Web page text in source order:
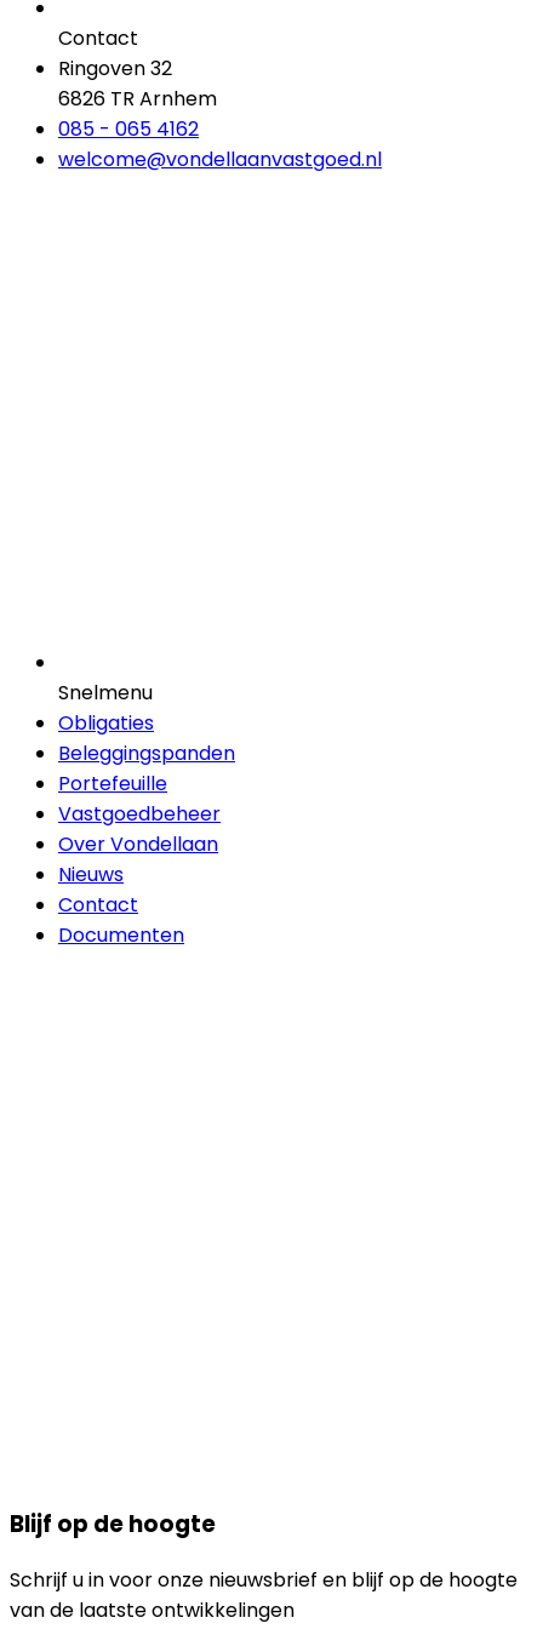
Contact
Ringoven 32
6826 TR Arnhem
085 - 065 4162
welcome@vondellaanvastgoed.nl
Snelmenu
Obligaties
Beleggingspanden
Portefeuille
Vastgoedbeheer
Over Vondellaan
Nieuws
Contact
Documenten
Blijf op de hoogte
Schrijf u in voor onze nieuwsbrief en blijf op de hoogte
van de laatste ontwikkelingen